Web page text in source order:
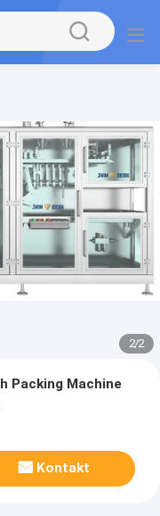
2/2
Packing Machine
Kontakt